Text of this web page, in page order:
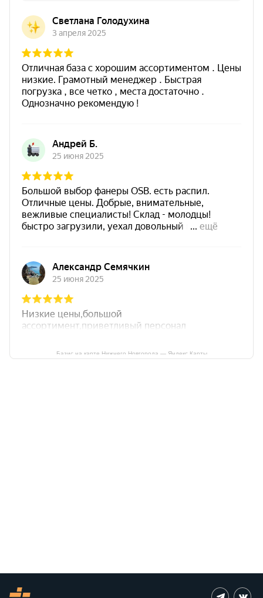
Базис на карте Нижнего Новгорода — Яндекс Карты